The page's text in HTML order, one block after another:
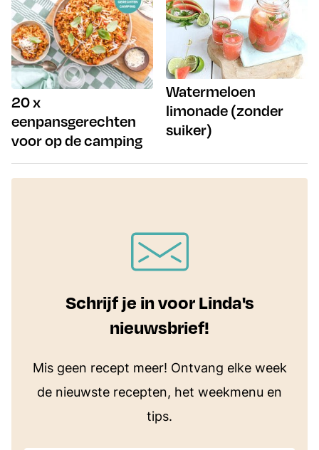
20 x
eenpansgerechten
voor op de camping
Watermeloen
limonade (zonder
suiker)
Schrijf je in voor Linda's
nieuwsbrief!
Mis geen recept meer! Ontvang elke week
de nieuwste recepten, het weekmenu en
tips.